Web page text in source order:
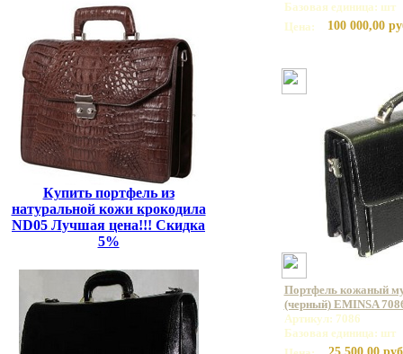
Купить портфель из
натуральной кожи крокодила
ND05 Лучшая цена!!! Скидка
5%
Базовая единица: шт
Цена:
100 000,00
Портфель кожаный
(черный) EMINSA
Артикул: 7086
Базовая единица: шт